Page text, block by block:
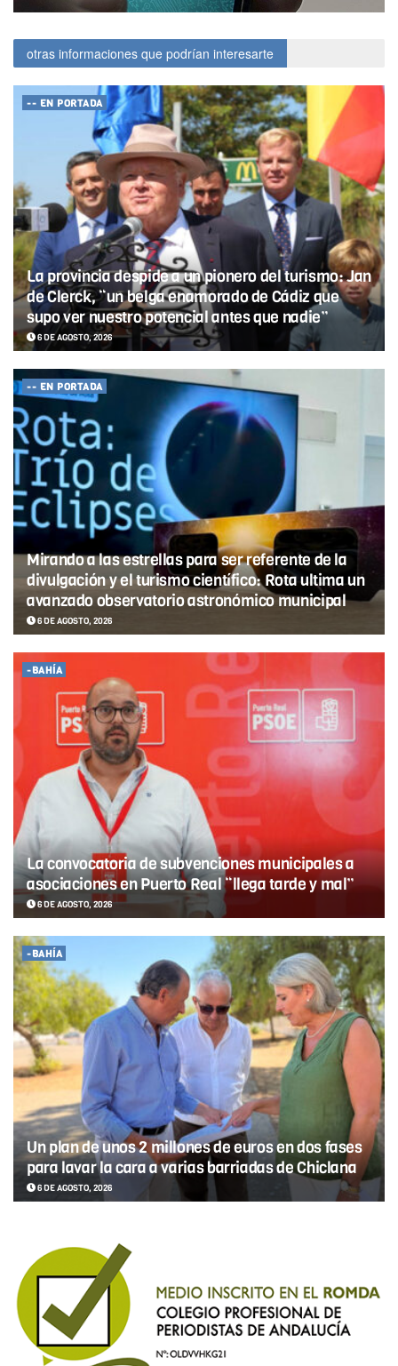
otras informaciones que podrían interesarte
-- EN PORTADA
La provincia despide a un pionero del turismo: Jan
de Clerck, “un belga enamorado de Cádiz que
supo ver nuestro potencial antes que nadie”
6 DE AGOSTO, 2026
-- EN PORTADA
Mirando a las estrellas para ser referente de la
divulgación y el turismo científico: Rota ultima un
avanzado observatorio astronómico municipal
6 DE AGOSTO, 2026
-BAHÍA
La convocatoria de subvenciones municipales a
asociaciones en Puerto Real “llega tarde y mal”
6 DE AGOSTO, 2026
-BAHÍA
Un plan de unos 2 millones de euros en dos fases
para lavar la cara a varias barriadas de Chiclana
6 DE AGOSTO, 2026